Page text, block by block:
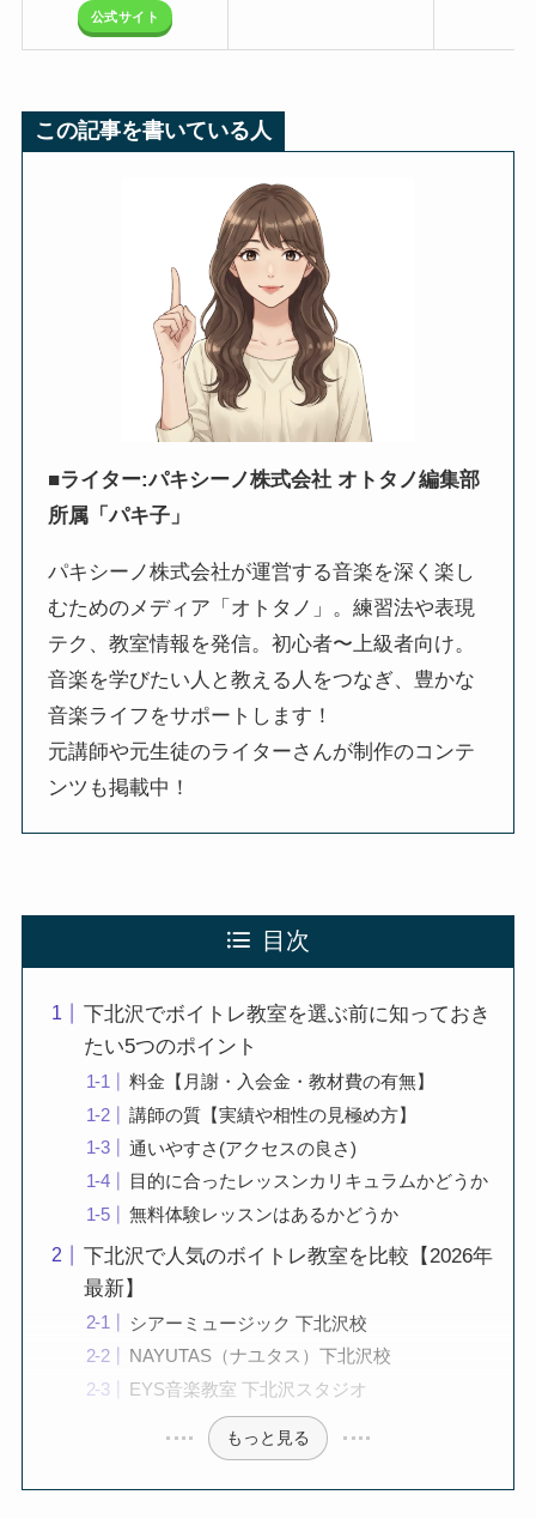
公式サイト
この記事を書いている人
■ライター:パキシーノ株式会社 オトタノ編集部
所属「パキ子」
パキシーノ株式会社が運営する音楽を深く楽し
むためのメディア「オトタノ」。練習法や表現
テク、教室情報を発信。初心者〜上級者向け。
音楽を学びたい人と教える人をつなぎ、豊かな
音楽ライフをサポートします！
元講師や元生徒のライターさんが制作のコンテ
ンツも掲載中！
目次
下北沢でボイトレ教室を選ぶ前に知っておき
たい5つのポイント
料金【月謝・入会金・教材費の有無】
講師の質【実績や相性の見極め方】
通いやすさ(アクセスの良さ)
目的に合ったレッスンカリキュラムかどうか
無料体験レッスンはあるかどうか
下北沢で人気のボイトレ教室を比較【2026年
最新】
シアーミュージック 下北沢校
NAYUTAS（ナユタス）下北沢校
EYS音楽教室 下北沢スタジオ
もっと見る